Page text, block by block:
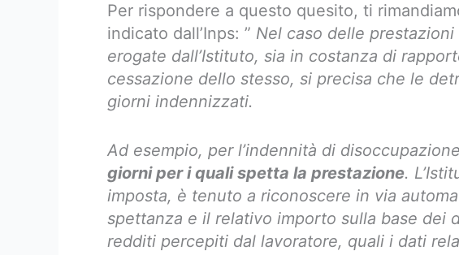
Per rispondere a questo quesito, ti
indicato dall’Inps: ” Nel caso delle
erogate dall’Istituto, sia in costanza di
cessazione dello stesso, si precisa che le
giorni indennizzati.
Ad esempio, per l’indennità di
giorni per i quali spetta la prestazione.
imposta, è tenuto a riconoscere in via
spettanza e il relativo importo sulla base dei
redditi percepiti dal lavoratore, quali i dati